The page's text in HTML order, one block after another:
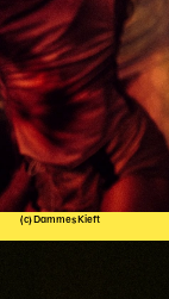
(c) Dammes Kieft